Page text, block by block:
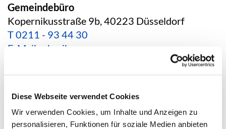
Diese Webseite verwendet Cookies
Wir verwenden Cookies, um Inhalte und Anzeigen zu
personalisieren, Funktionen für soziale Medien anbieten
Gemeindebüro
Kopernikusstraße 9b, 40223 Düsseldorf
T0211 - 93 44 30
E-Mail schreiben
*Aktuelle Hinweise zur Erreichbarkeit findest du
hier*
Spendenkonto
Impressum